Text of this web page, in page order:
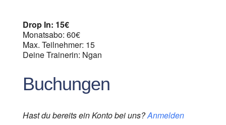
Drop In: 15€
Monatsabo: 60€
Max. Teilnehmer: 15
Deine Trainerin: Ngan
Buchungen
Hast du bereits ein Konto bei uns?Anmelden